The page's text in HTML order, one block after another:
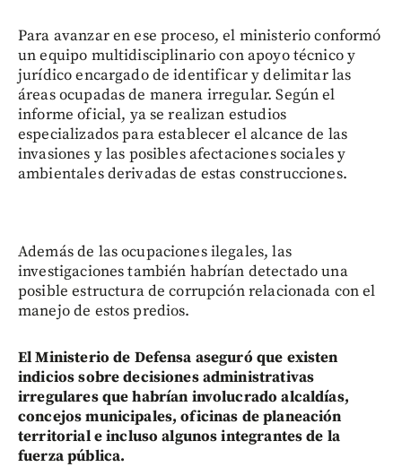
Para avanzar en ese proceso, el ministerio conformó
un equipo multidisciplinario con apoyo técnico y
jurídico encargado de identificar y delimitar las
áreas ocupadas de manera irregular. Según el
informe oficial, ya se realizan estudios
especializados para establecer el alcance de las
invasiones y las posibles afectaciones sociales y
ambientales derivadas de estas construcciones.
Además de las ocupaciones ilegales, las
investigaciones también habrían detectado una
posible estructura de corrupción relacionada con el
manejo de estos predios.
El Ministerio de Defensa aseguró que existen
indicios sobre decisiones administrativas
irregulares que habrían involucrado alcaldías,
concejos municipales, oficinas de planeación
territorial e incluso algunos integrantes de la
fuerza pública.